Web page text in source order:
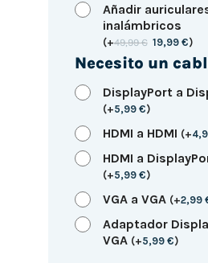
Añadir
inalámbricos
(+49,99€ 19,99€)
Necesito un
DisplayPort a
(+5,99 €)
HDMI a HDMI (+
HDMI a
(+5,99 €)
VGA a VGA (+2,99
Adaptador
VGA (+5,99 €)